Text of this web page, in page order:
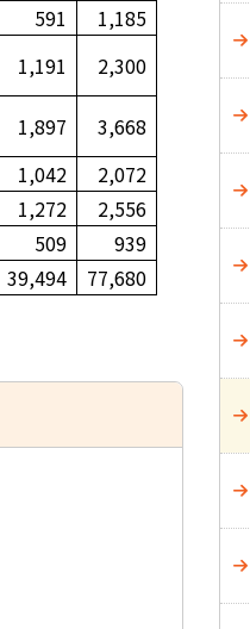
591
1,185
1,191 2,300
1,897
3,668
1,042
2,072
1,272
2,556
509
939
39,494
77,680